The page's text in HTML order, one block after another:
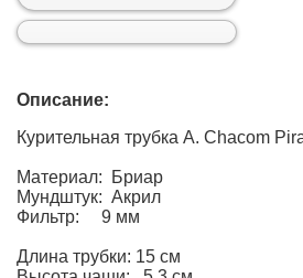
Описание:
Курительная трубка A. Chacom
Материал: Бриар
Мундштук: Акрил
Фильтр: 9 мм
Длина трубки: 15 см